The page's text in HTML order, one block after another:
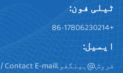
ٹیلی فون:
+86-17806230214
ایمیل:
فروش@ہینگفو.ltd/ Contact E-maill: